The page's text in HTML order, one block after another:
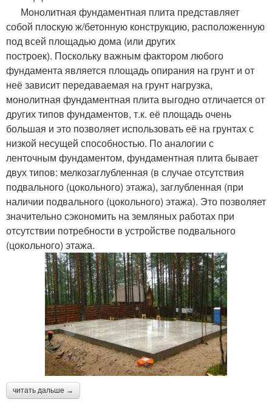
Монолитная фундаментная плита представляет
собой плоскую ж/бетонную конструкцию, расположенную
под всей площадью дома (или других
построек). Поскольку важным фактором любого
фундамента является площадь опирания на грунт и от
неё зависит передаваемая на грунт нагрузка,
монолитная фундаментная плита выгодно отличается от
других типов фундаментов, т.к. её площадь очень
большая и это позволяет использовать её на грунтах с
низкой несущей способностью. По аналогии с
ленточным фундаментом, фундаментная плита бывает
двух типов: мелкозаглубленная (в случае отсутствия
подвального (цокольного) этажа), заглубленная (при
наличии подвального (цокольного) этажа). Это позволяет
значительно сэкономить на земляных работах при
отсутствии потребности в устройстве подвального
(цокольного) этажа.
читать дальше →